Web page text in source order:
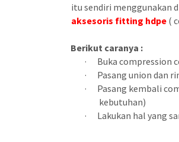
itu sendiri menggunakan
aksesoris fitting hdpe (
Berikut caranya :
·
Buka compression
·
Pasang union dan
·
Pasang kembali
kebutuhan)
·
Lakukan hal yang